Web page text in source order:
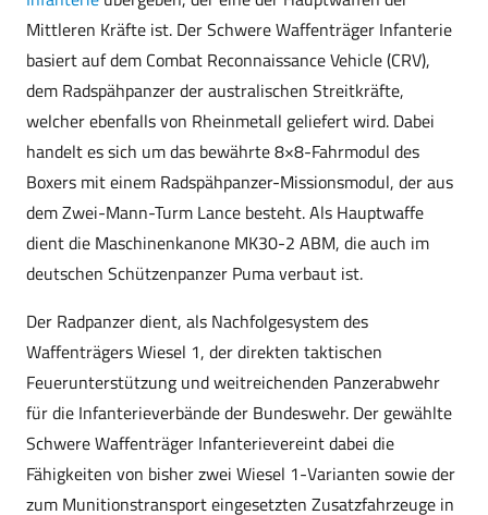
Mittleren Kräfte ist. Der Schwere Waffenträger Infanterie
basiert auf dem Combat Reconnaissance Vehicle (CRV),
dem Radspähpanzer der australischen Streitkräfte,
welcher ebenfalls von Rheinmetall geliefert wird. Dabei
handelt es sich um das bewährte 8×8-Fahrmodul des
Boxers mit einem Radspähpanzer-Missionsmodul, der aus
dem Zwei-Mann-Turm Lance besteht. Als Hauptwaffe
dient die Maschinenkanone MK30-2 ABM, die auch im
deutschen Schützenpanzer Puma verbaut ist.
Der Radpanzer dient, als Nachfolgesystem des
Waffenträgers Wiesel 1, der direkten taktischen
Feuerunterstützung und weitreichenden Panzerabwehr
für die Infanterieverbände der Bundeswehr. Der gewählte
Schwere Waffenträger Infanterievereint dabei die
Fähigkeiten von bisher zwei Wiesel 1-Varianten sowie der
zum Munitionstransport eingesetzten Zusatzfahrzeuge in